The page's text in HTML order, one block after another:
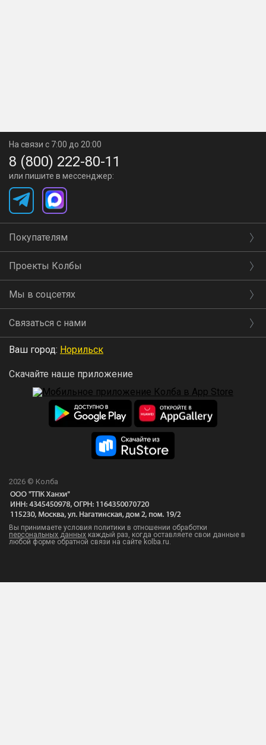
На связи с 7:00 до 20:00
8 (800) 222-80-11
или пишите в мессенджер:
Покупателям
Проекты Колбы
Мы в соцсетях
Связаться с нами
Ваш город: Норильск
Скачайте наше приложение
2026 © Колба
Вы принимаете условия политики в отношении обработки
персональных данных каждый раз, когда оставляете свои данные в
любой форме обратной связи на сайте kolba.ru.